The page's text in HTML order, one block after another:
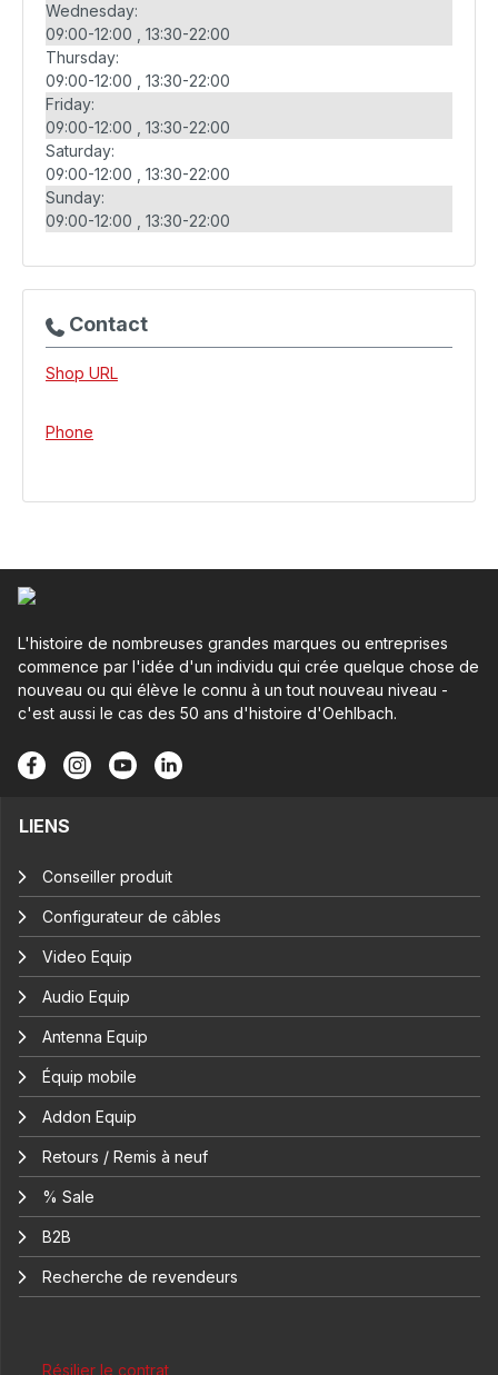
Wednesday:
09:00-12:00
13:30-22:00
Thursday:
09:00-12:00
13:30-22:00
Friday:
09:00-12:00
13:30-22:00
Saturday:
09:00-12:00
13:30-22:00
Sunday:
09:00-12:00
13:30-22:00
Contact
Shop URL
Phone
L'histoire de nombreuses grandes marques ou entreprises
commence par l'idée d'un individu qui crée quelque chose de
nouveau ou qui élève le connu à un tout nouveau niveau -
c'est aussi le cas des 50 ans d'histoire d'Oehlbach.
LIENS
Conseiller produit
Configurateur de câbles
Video Equip
Audio Equip
Antenna Equip
Équip mobile
Addon Equip
Retours / Remis à neuf
% Sale
B2B
Recherche de revendeurs
Résilier le contrat